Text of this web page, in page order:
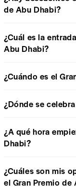
de Abu Dhabi?
¿Cuál es la
Abu Dhabi?
¿Cuándo es el
¿Dónde se
¿A qué hora
Dhabi?
¿Cuáles son mis
el Gran Premio